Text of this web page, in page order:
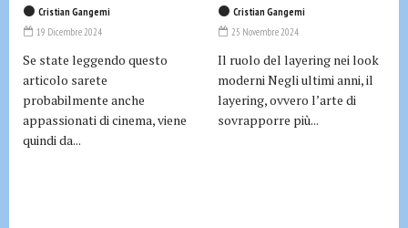
Cristian Gangemi
19 Dicembre 2024
Se state leggendo questo
articolo sarete
probabilmente anche
appassionati di cinema, viene
quindi da...
Cristian Gangemi
25 Novembre 2024
Il ruolo del layering nei look
moderni Negli ultimi anni, il
layering, ovvero l’arte di
sovrapporre più...